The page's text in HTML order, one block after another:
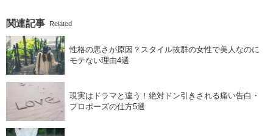
関連記事 Related
性格の悪さが原因？スタイル抜群の女性で美人なのに
モテない理由4選
現実はドラマと違う！絶対ドン引きされる痛い告白・
プロポーズの仕方5選